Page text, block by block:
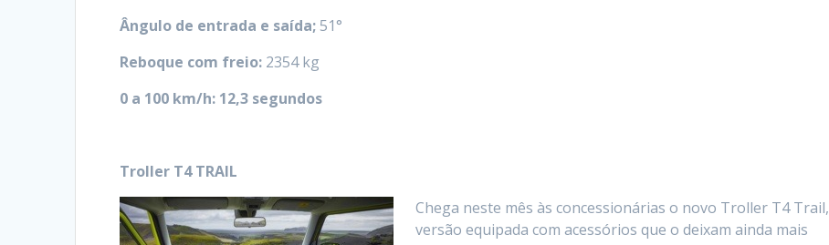
Ângulo de entrada e saída;51°
Reboque com freio: 2354 kg
0 a 100 km/h: 12,3 segundos
Troller T4 TRAIL
Chega neste mês às concessionárias o novo Troller T4 Trail,
versão equipada com acessórios que o deixam ainda mais